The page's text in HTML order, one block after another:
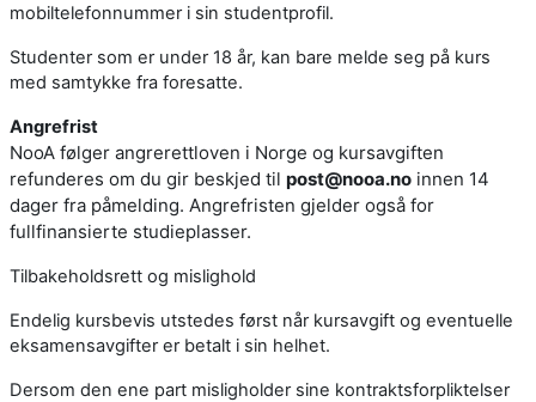
mobiltelefonnummer i sin studentprofil.
Studenter som er under 18 år, kan bare melde seg på kurs
med samtykke fra foresatte.
Angrefrist
NooA følger angrerettloven i Norge og kursavgiften
refunderes om du gir beskjed til post@nooa.no innen 14
dager fra påmelding. Angrefristen gjelder også for
fullfinansierte studieplasser.
Tilbakeholdsrett og mislighold
Endelig kursbevis utstedes først når kursavgift og eventuelle
eksamensavgifter er betalt i sin helhet.
Dersom den ene part misligholder sine kontraktsforpliktelser